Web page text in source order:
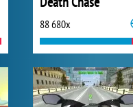
88 680x